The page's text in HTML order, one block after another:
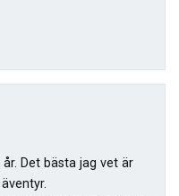
Det bästa jag vet är